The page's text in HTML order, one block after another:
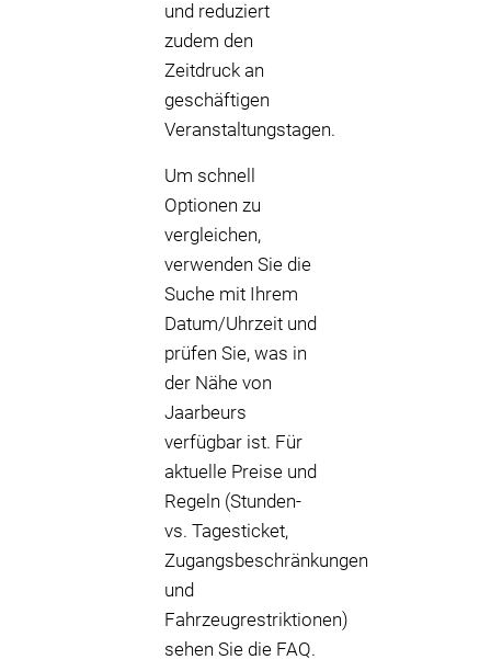
und reduziert
zudem den
Zeitdruck an
geschäftigen
Veranstaltungstagen.
Um schnell
Optionen zu
vergleichen,
verwenden Sie die
Suche mit Ihrem
Datum/Uhrzeit und
prüfen Sie, was in
der Nähe von
Jaarbeurs
verfügbar ist. Für
aktuelle Preise und
Regeln (Stunden-
vs. Tagesticket,
Zugangsbeschränkungen
und
Fahrzeugrestriktionen)
sehen Sie die FAQ.